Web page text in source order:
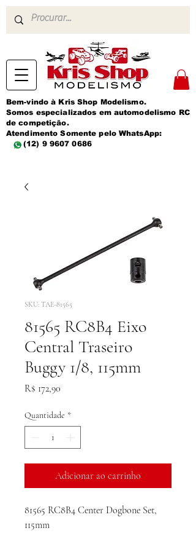
Bem-vindo à Kris Shop Modelismo.
Somos especializados em automodelismo RC
de competição.
Atendimento Somente pelo WhatsApp:
(12) 9 9607 0686
SKU: TAE-81565
81565 RC8B4 Eixo
Central Traseiro
Buggy 1/8, 115mm
R$ 172,90
Quantidade *
Adicionar ao carrinho
81565 RC8B4 Center Dogbone Set,
115mm